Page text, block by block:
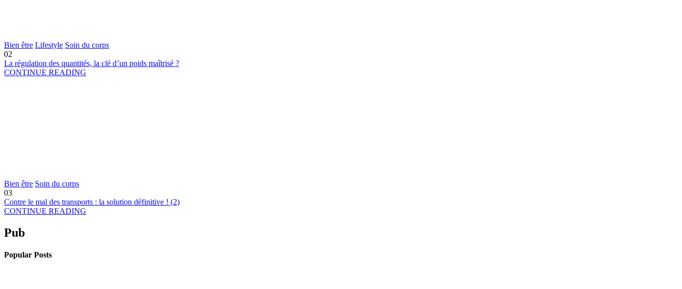
Bien être Lifestyle Soin du corps
02
La régulation des quantités, la clé d’un poids maîtrisé ?
CONTINUE READING
Bien être Soin du corps
03
Contre le mal des transports : la solution définitive ! (2)
CONTINUE READING
Pub
Popular Posts